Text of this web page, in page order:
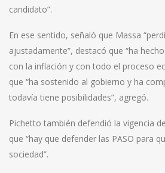
candidato”.
En ese sentido, señaló que Massa
ajustadamente”, destacó que “ha
con la inflación y con todo el proceso
que “ha sostenido al gobierno y ha
todavía tiene posibilidades”, agregó.
Pichetto también defendió la vigencia
que “hay que defender las PASO para
sociedad”.